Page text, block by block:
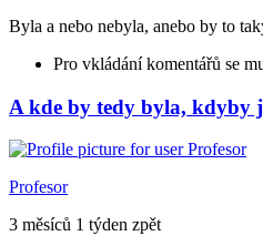
nebyla,
Byla a nebo nebyla, anebo by to
Pro vkládání komentářů se
In
reply
to
Leda
že
by
A kde by tedy byla, kdyby
Profesor
3 měsíců 1 týden zpět